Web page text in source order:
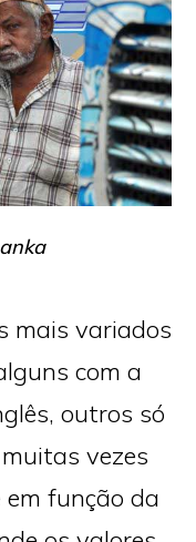
mais variados
com a
outros só
vezes
função da